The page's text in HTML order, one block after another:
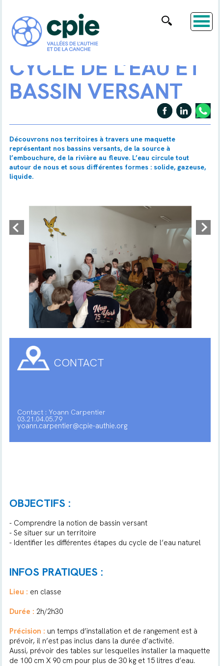
CYCLE DE L’EAU ET
BASSIN VERSANT
Découvrons nos territoires à travers une maquette
représentant nos bassins versants, de la source à
l’embouchure, de la rivière au fleuve. L’eau circule tout
autour de nous et sous différentes formes : solide, gazeuse,
liquide.
CONTACT
Contact : Yoann Carpentier
03.21.04.05.79
yoann.carpentier@cpie-authie.org
OBJECTIFS :
- Comprendre la notion de bassin versant
- Se situer sur un territoire
- Identifier les différentes étapes du cycle de l’eau naturel
INFOS PRATIQUES :
Lieu : en classe
Durée : 2h/2h30
Précision : un temps d’installation et de rangement est à
prévoir, il n’est pas inclus dans la durée d’activité.
Aussi, prévoir des tables sur lesquelles installer la maquette
de 100 cm X 90 cm pour plus de 30 kg et 15 litres d’eau.